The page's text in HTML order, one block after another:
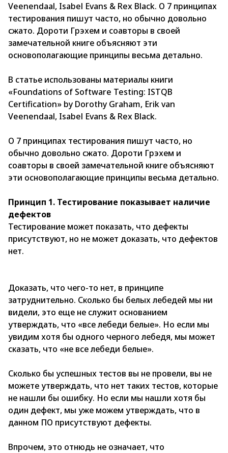
Veenendaal, Isabel Evans & Rex Black. О 7 принципах
тестирования пишут часто, но обычно довольно
сжато. Дороти Грэхем и соавторы в своей
замечательной книге объясняют эти
основополагающие принципы весьма детально.
В статье использованы материалы книги
«Foundations of Software Testing: ISTQB
Certification» by Dorothy Graham, Erik van
Veenendaal, Isabel Evans & Rex Black.
О 7 принципах тестирования пишут часто, но
обычно довольно сжато. Дороти Грэхем и
соавторы в своей замечательной книге объясняют
эти основополагающие принципы весьма детально.
Принцип 1. Тестирование показывает наличие
дефектов
Тестирование может показать, что дефекты
присутствуют, но не может доказать, что дефектов
нет.
Доказать, что чего-то нет, в принципе
затруднительно. Сколько бы белых лебедей мы ни
видели, это еще не служит основанием
утверждать, что «все лебеди белые». Но если мы
увидим хотя бы одного черного лебедя, мы может
сказать, что «не все лебеди белые».
Сколько бы успешных тестов вы не провели, вы не
можете утверждать, что нет таких тестов, которые
не нашли бы ошибку. Но если мы нашли хотя бы
один дефект, мы уже можем утверждать, что в
данном ПО присутствуют дефекты.
Впрочем, это отнюдь не означает, что